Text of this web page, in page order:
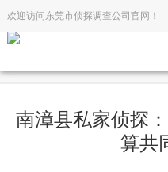
欢迎访问东莞市侦探调查公司官网！
南漳县私家侦探
算共